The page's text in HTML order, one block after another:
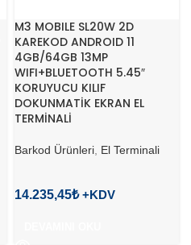
M3 MOBILE SL20W 2D
KAREKOD ANDROID 11
4GB/64GB 13MP
WIFI+BLUETOOTH 5.45″
KORUYUCU KILIF
DOKUNMATİK EKRAN EL
TERMİNALİ
Barkod Ürünleri El Terminali
14.235,45₺